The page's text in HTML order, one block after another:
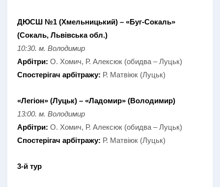
ДЮСШ №1 (Хмельницький) – «Буг-Сокаль»
(Сокаль, Львівська обл.)
10:30. м. Володимир
Арбітри: О. Хомич, Р. Алексюк (обидва – Луцьк)
Спостерігач арбітражу: Р. Матвіюк (Луцьк)
«Легіон» (Луцьк) – «Ладомир» (Володимир)
13:00. м. Володимир
Арбітри: О. Хомич, Р. Алексюк (обидва – Луцьк)
Спостерігач арбітражу: Р. Матвіюк (Луцьк)
3-й тур